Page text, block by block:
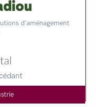
d'aménagement